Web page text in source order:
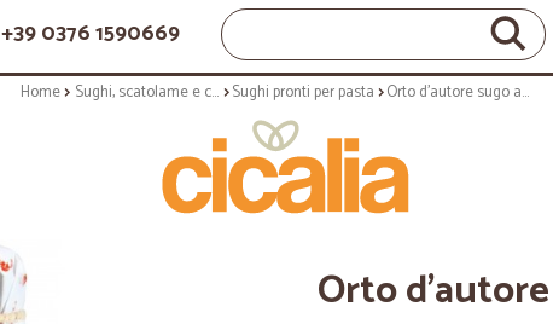
+39 0376 1590669
Home Sughi, scatolame e condimenti Sughi pronti per pasta Orto d'autore sugo alla cipolla gr.250
Orto